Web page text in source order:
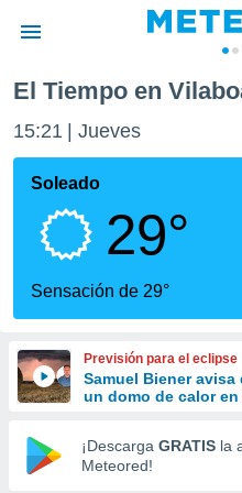
de
por
que se
calidad.
a este
las
y
forma
digital
basada
El Tiempo en
15:21 Jueves
Soleado
29°
Sensación de 29°
Previsión para el eclipse
Samuel Biener
un domo de calor en
¡Descarga GRATIS la
Meteored!